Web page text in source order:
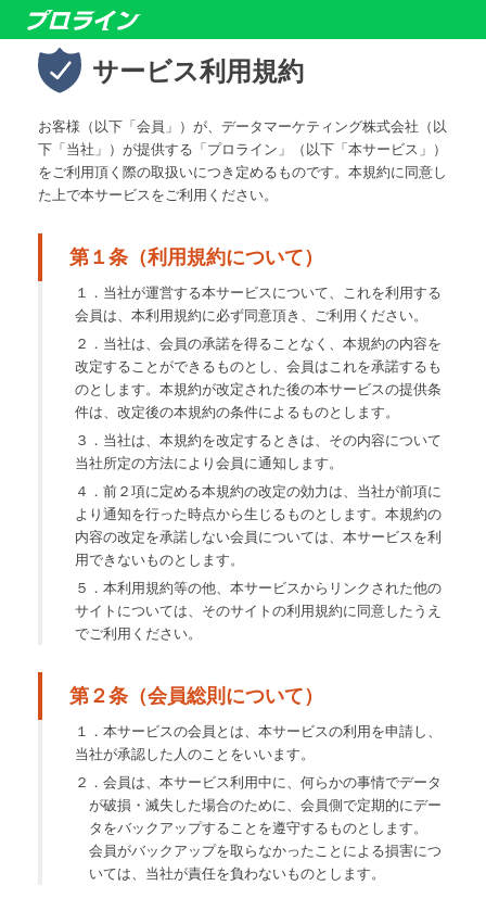
サービス利用規約
お客様（以下「会員」）が、データマーケティング株式会社（以
下「当社」）が提供する「プロライン」（以下「本サービス」）
をご利用頂く際の取扱いにつき定めるものです。本規約に同意し
た上で本サービスをご利用ください。
第１条（利用規約について）
１．当社が運営する本サービスについて、これを利用する
会員は、本利用規約に必ず同意頂き、ご利用ください。
２．当社は、会員の承諾を得ることなく、本規約の内容を
改定することができるものとし、会員はこれを承諾するも
のとします。本規約が改定された後の本サービスの提供条
件は、改定後の本規約の条件によるものとします。
３．当社は、本規約を改定するときは、その内容について
当社所定の方法により会員に通知します。
４．前２項に定める本規約の改定の効力は、当社が前項に
より通知を行った時点から生じるものとします。本規約の
内容の改定を承諾しない会員については、本サービスを利
用できないものとします。
５．本利用規約等の他、本サービスからリンクされた他の
サイトについては、そのサイトの利用規約に同意したうえ
でご利用ください。
第２条（会員総則について）
１．本サービスの会員とは、本サービスの利用を申請し、
当社が承認した人のことをいいます。
２．会員は、本サービス利用中に、何らかの事情でデータ
が破損・滅失した場合のために、会員側で定期的にデー
タをバックアップすることを遵守するものとします。
会員がバックアップを取らなかったことによる損害につ
いては、当社が責任を負わないものとします。